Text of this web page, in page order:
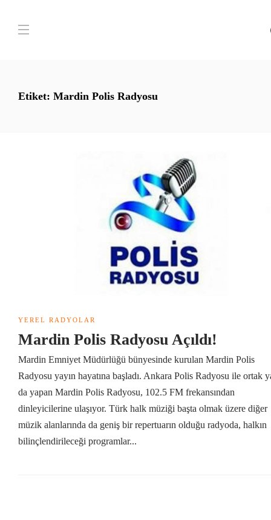
Etiket: Mardin Polis Radyosu
YEREL RADYOLAR
Mardin Polis Radyosu Açıldı!
Mardin Emniyet Müdürlüğü bünyesinde kurulan Mardin Polis
Radyosu yayın hayatına başladı. Ankara Polis Radyosu ile ortak
da yapan Mardin Polis Radyosu, 102.5 FM frekansından
dinleyicilerine ulaşıyor. Türk halk müziği başta olmak üzere diğer
müzik alanlarında da geniş bir repertuarın olduğu radyoda, halkın
bilinçlendirileceği programlar...